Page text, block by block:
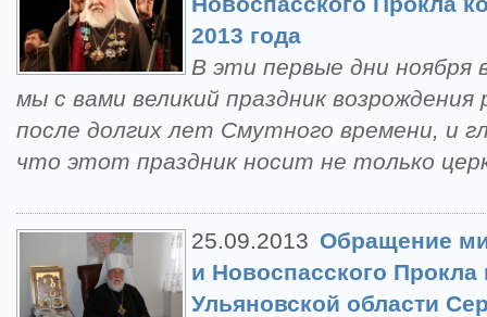
2013 года
В эти первые дни ноября
мы с вами великий праздник возрождения
после долгих лет Смутного времени, и
что этот праздник носит не только
25.09.2013 Обращение
и Новоспасского Прокла
Ульяновской области